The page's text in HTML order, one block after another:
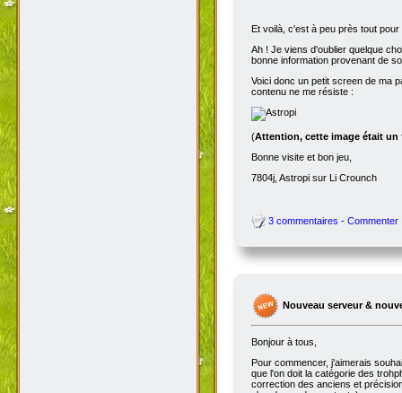
Et voilà, c'est à peu près tout
Ah ! Je viens d'oublier quelque
bonne information provenant de
Voici donc un petit screen de ma
contenu ne me résiste :
(Attention, cette image était un
Bonne visite et bon jeu,
7804j, Astropi sur Li Crounch
3 commentaires - Commenter
Nouveau serveur &
Bonjour à tous,
Pour commencer, j'aimerais
que l'on doit la catégorie des
correction des anciens et